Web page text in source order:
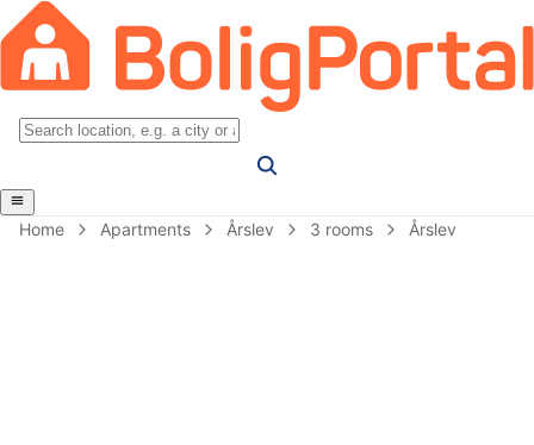
Home Apartments Årslev 3 rooms Årslev